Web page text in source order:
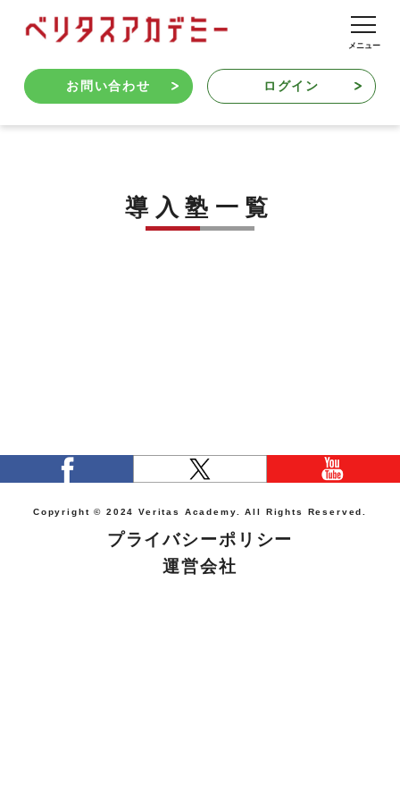
お問い合わせ ログイン
導入塾一覧
Copyright © 2024 Veritas Academy. All Rights Reserved.
プライバシーポリシー
運営会社